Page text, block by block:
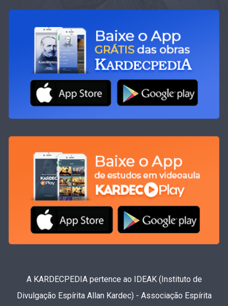
A KARDECPEDIA pertence ao IDEAK (Instituto de
Divulgação Espírita Allan Kardec) - Associação Espírita